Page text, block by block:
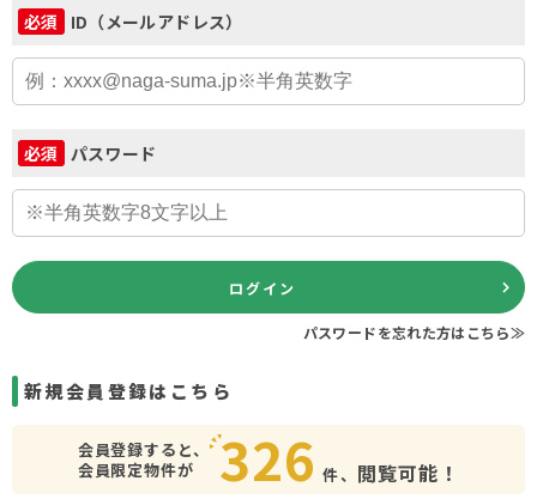
必須 ID（メールアドレス）
必須 パスワード
ログイン
パスワードを忘れた方はこちら≫
新規会員登録はこちら
会員登録すると、
会員限定物件が
326 件、 閲覧可能！